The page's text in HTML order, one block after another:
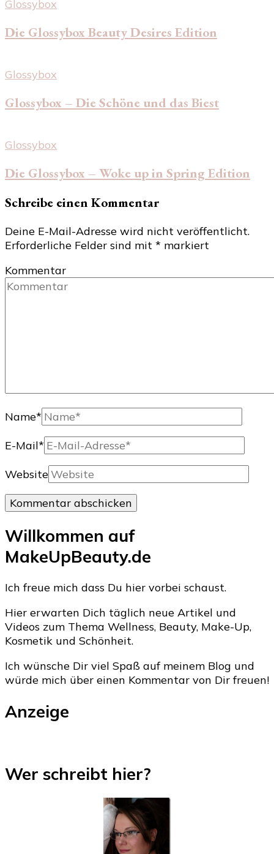
Glossybox
Die Glossybox Beauty Desires Edition
Glossybox
Glossybox – Die Schöne und das Biest
Glossybox
Die Glossybox – Woke up in Spring Edition
Schreibe einen Kommentar
Deine E-Mail-Adresse wird nicht veröffentlicht.
Erforderliche Felder sind mit * markiert
Kommentar
Name*
E-Mail*
Website
Willkommen auf
MakeUpBeauty.de
Ich freue mich dass Du hier vorbei schaust.
Hier erwarten Dich täglich neue Artikel und
Videos zum Thema Wellness, Beauty, Make-Up,
Kosmetik und Schönheit.
Ich wünsche Dir viel Spaß auf meinem Blog und
würde mich über einen Kommentar von Dir freuen!
Anzeige
Wer schreibt hier?